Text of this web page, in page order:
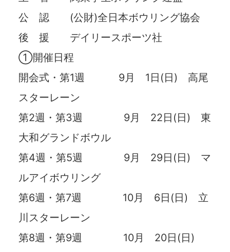
公 認 (公財)全日本ボウリング協会
後 援 デイリースポーツ社
①開催日程
開会式・第1週 9月 1日(日) 高尾
スターレーン
第2週・第3週 9月 22日(日) 東
大和グランドボウル
第4週・第5週 9月 29日(日) マ
ルアイボウリング
第6週・第7週 10月 6日(日) 立
川スターレーン
第8週・第9週 10月 20日(日)